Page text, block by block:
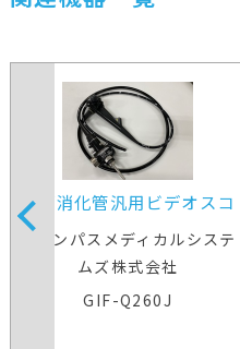
上部消化管汎用ビデオスコ
ープ
オリンパスメディカルシステ
ムズ株式会社
GIF-Q260J